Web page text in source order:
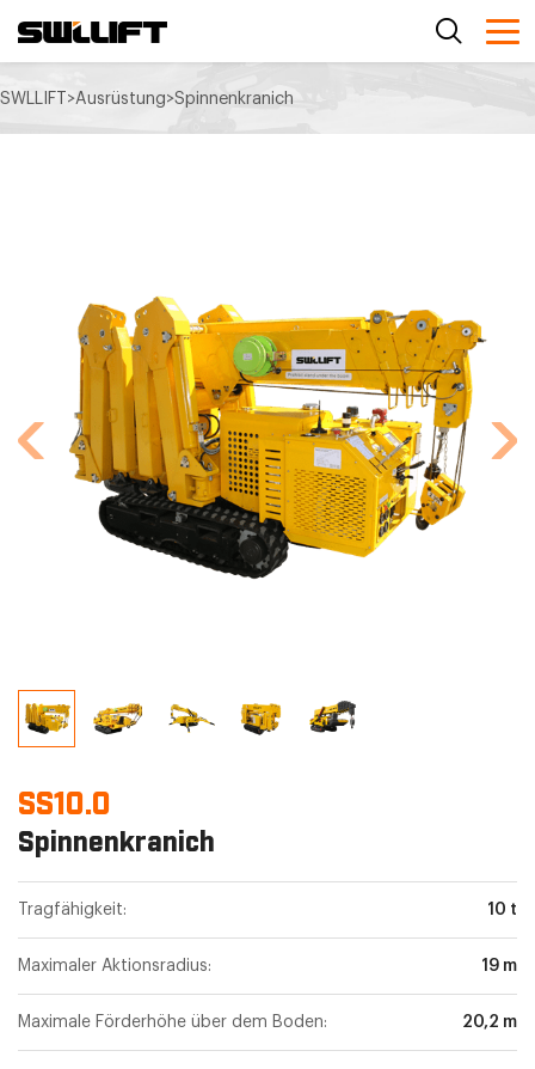
SWLLIFT>Ausrüstung>Spinnenkranich
SS10.0
Spinnenkranich
Tragfähigkeit: 10 t
Maximaler Aktionsradius: 19 m
Maximale Förderhöhe über dem Boden: 20,2 m